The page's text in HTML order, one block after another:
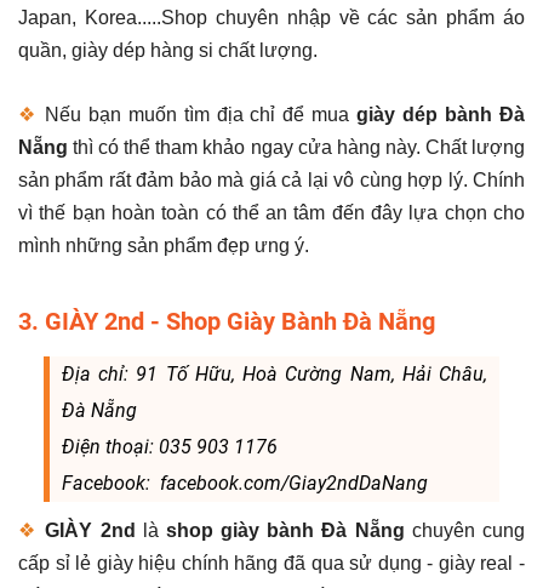
Japan, Korea.....Shop chuyên nhập về các sản phẩm áo
quần, giày dép hàng si chất lượng.
❖ Nếu bạn muốn tìm địa chỉ để muagiày dép bành Đà
Nẵng thì có thể tham khảo ngay cửa hàng này. Chất lượng
sản phẩm rất đảm bảo mà giá cả lại vô cùng hợp lý. Chính
vì thế bạn hoàn toàn có thể an tâm đến đây lựa chọn cho
mình những sản phẩm đẹp ưng ý.
3. GIÀY 2nd - Shop Giày Bành Đà Nẵng
Địa chỉ: 91 Tố Hữu, Hoà Cường Nam, Hải Châu,
Đà Nẵng
Điện thoại: 035 903 1176
Facebook: facebook.com/Giay2ndDaNang
❖GIÀY 2nd là shop giày bành Đà Nẵng chuyên cung
cấp sỉ lẻ giày hiệu chính hãng đã qua sử dụng - giày real -